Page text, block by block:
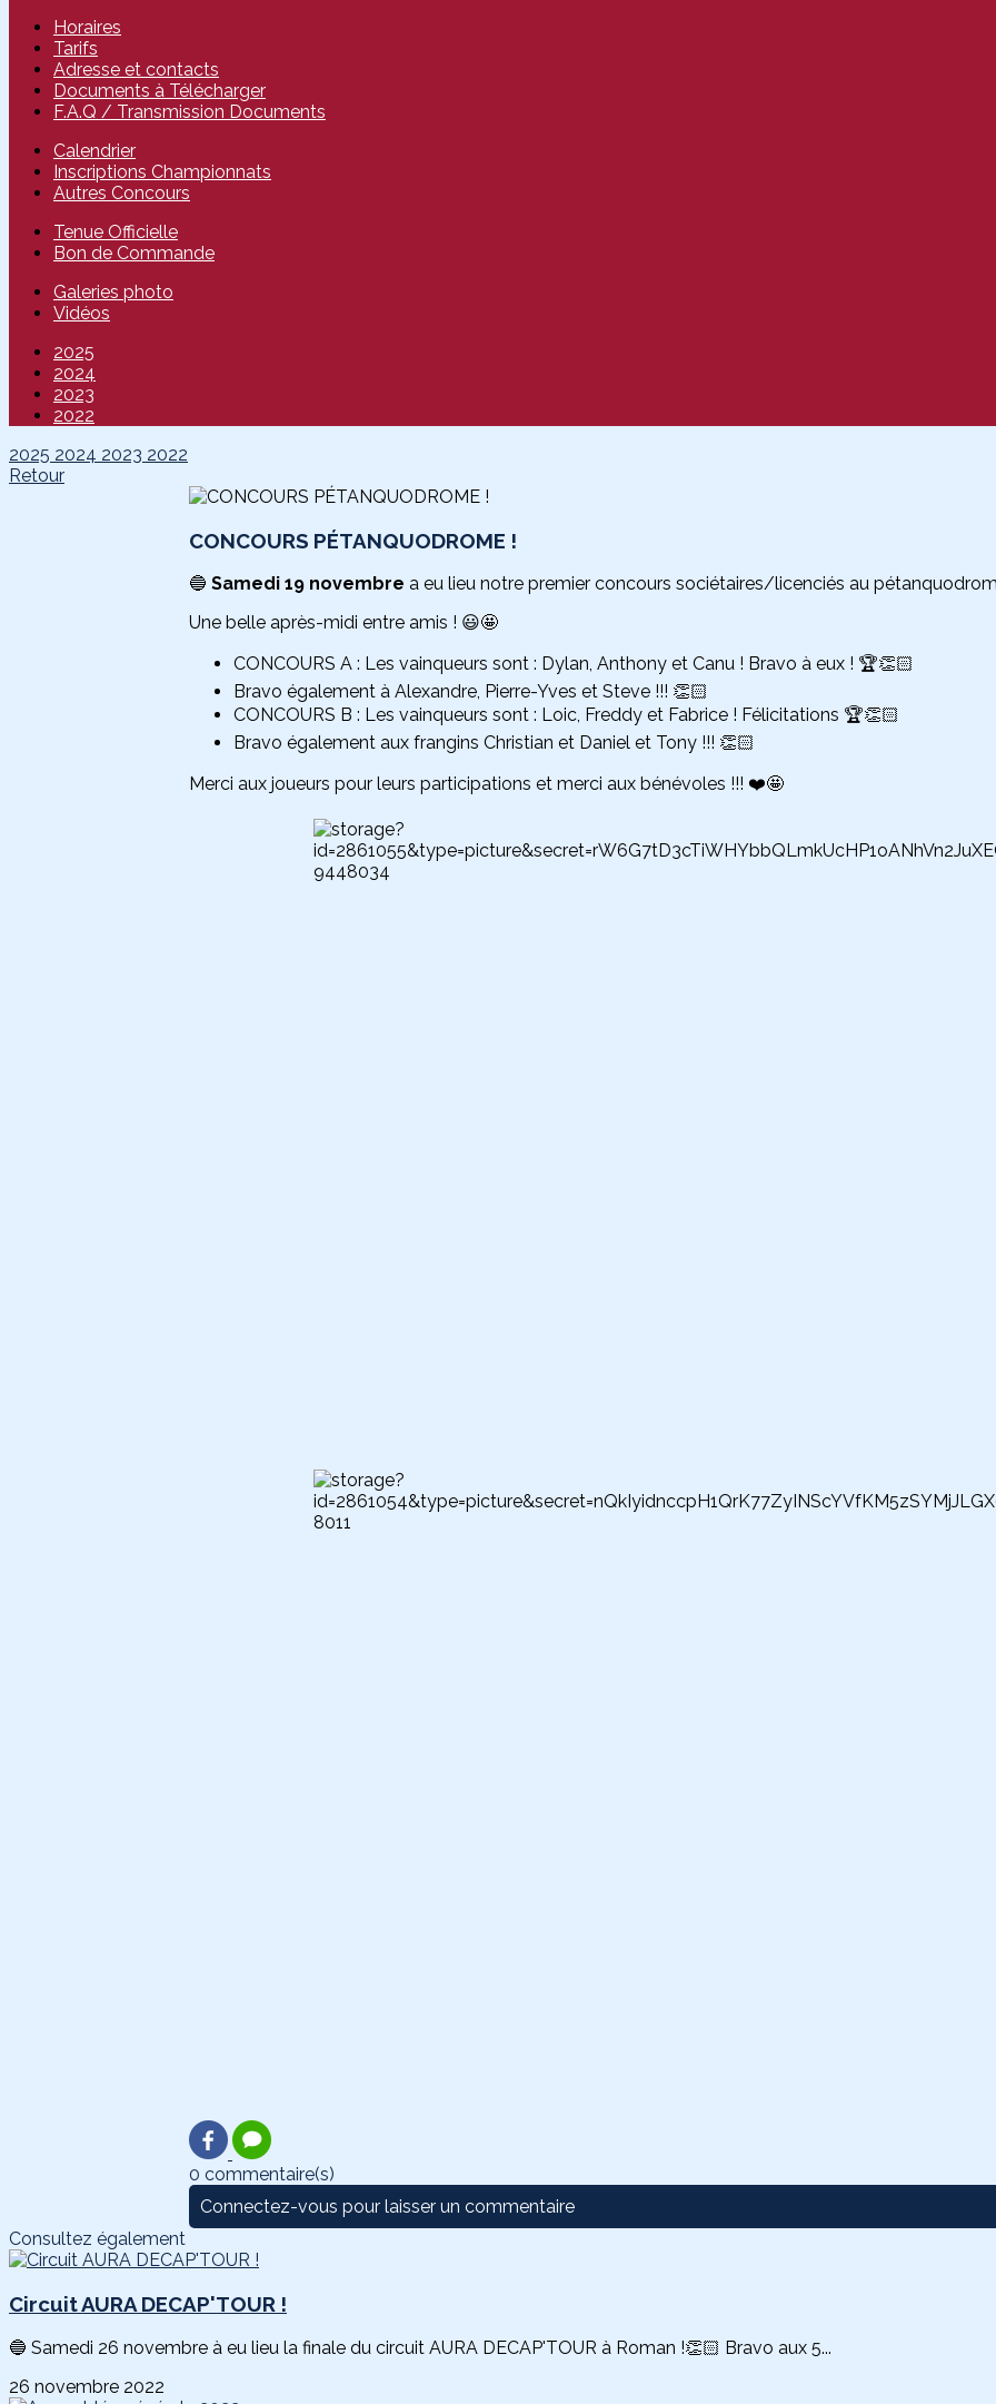
Horaires
Tarifs
Adresse et contacts
Documents à Télécharger
F.A.Q / Transmission Documents
Calendrier
Inscriptions Championnats
Autres Concours
Tenue Officielle
Bon de Commande
Galeries photo
Vidéos
2025
2024
2023
2022
2025 2024 2023 2022
Retour
CONCOURS PÉTANQUODROME !
🔵 Samedi 19 novembre a eu lieu notre premier concours sociétaires/licenciés au
Une belle après-midi entre amis ! 😃🤩
CONCOURS A : Les vainqueurs sont : Dylan, Anthony et Canu ! Bravo à eux ! 🏆👏🏻
Bravo également à Alexandre, Pierre-Yves et Steve !!! 👏🏻
CONCOURS B : Les vainqueurs sont : Loic, Freddy et Fabrice ! Félicitations 🏆👏🏻
Bravo également aux frangins Christian et Daniel et Tony !!! 👏🏻
Merci aux joueurs pour leurs participations et merci aux bénévoles !!! ❤️🤩
0 commentaire(s)
Connectez-vous pour laisser un commentaire
Consultez également
Circuit AURA DECAP'TOUR !
🔵 Samedi 26 novembre à eu lieu la finale du circuit AURA DECAP'TOUR à Roman !👏🏻 Bravo aux 5...
26 novembre 2022